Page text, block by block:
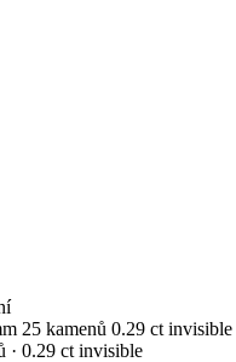
25 kamenů 0.29 ct invisible
· 0.29 ct invisible